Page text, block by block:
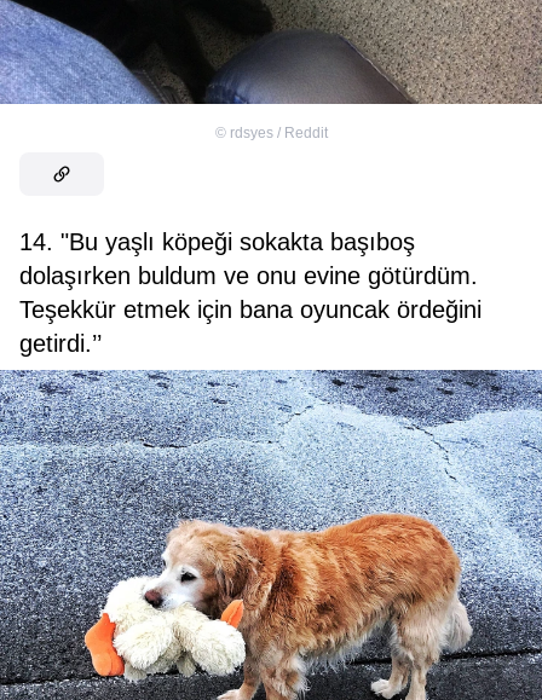
© rdsyes / Reddit
14. "Bu yaşlı köpeği sokakta başıboş
dolaşırken buldum ve onu evine götürdüm.
Teşekkür etmek için bana oyuncak ördeğini
getirdi.’’